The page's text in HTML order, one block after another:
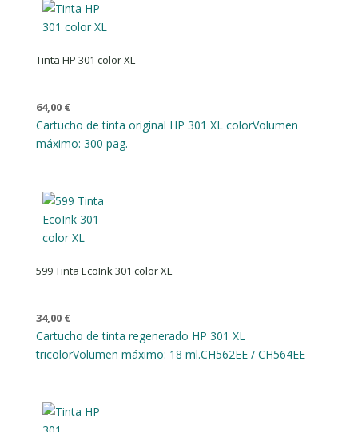
Tinta HP 301 color XL
64,00 €
Cartucho de tinta original HP 301 XL colorVolumen
máximo: 300 pag.
599 Tinta EcoInk 301 color XL
34,00 €
Cartucho de tinta regenerado HP 301 XL
tricolorVolumen máximo: 18 ml.CH562EE / CH564EE